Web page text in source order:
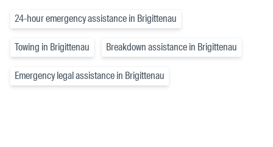
24-hour emergency assistance in Brigittenau
Towing in Brigittenau Breakdown assistance in Brigittenau
Emergency legal assistance in Brigittenau